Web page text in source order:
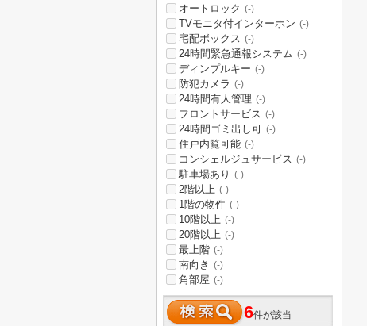
オートロック (-)
TVモニタ付インターホン (-)
宅配ボックス (-)
24時間緊急通報システム (-)
ディンプルキー (-)
防犯カメラ (-)
24時間有人管理 (-)
フロントサービス (-)
24時間ゴミ出し可 (-)
住戸内覧可能 (-)
コンシェルジュサービス (-)
駐車場あり (-)
2階以上 (-)
1階の物件 (-)
10階以上 (-)
20階以上 (-)
最上階 (-)
南向き (-)
角部屋 (-)
6件が該当